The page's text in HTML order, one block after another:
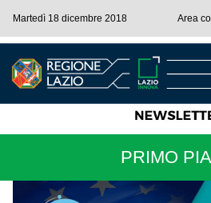
Martedì 18 dicembre 2018 Area
PRIMO